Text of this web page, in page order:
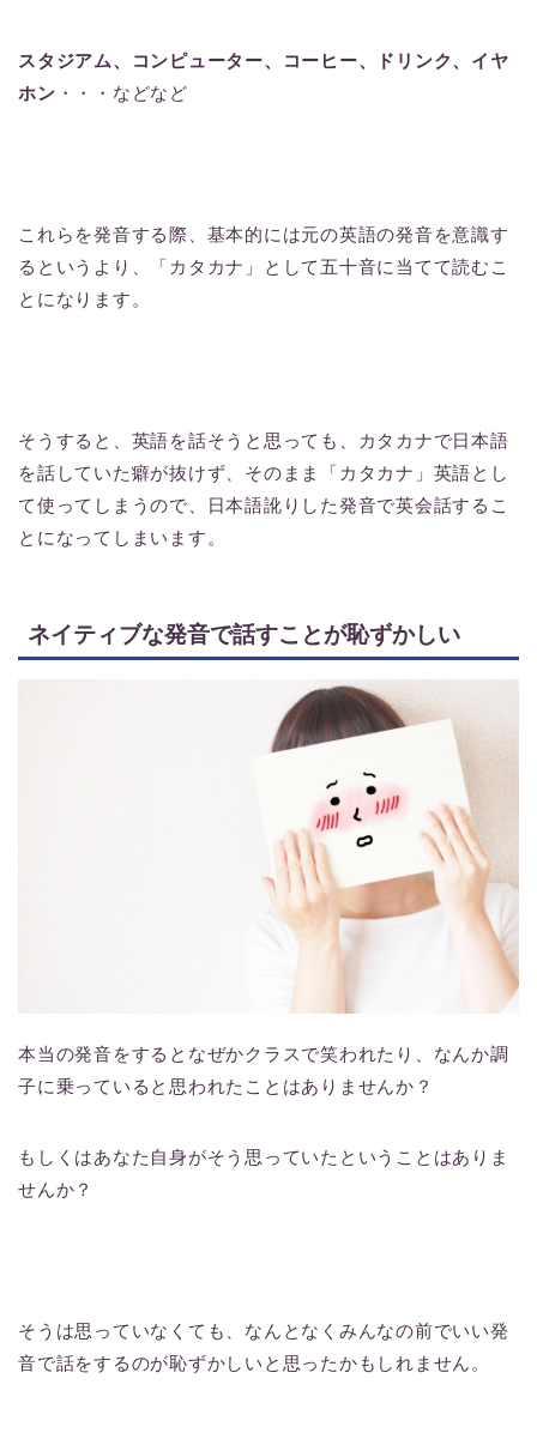
スタジアム、コンピューター、コーヒー、ドリンク、イヤ
ホン ・・・などなど
これらを発音する際、基本的には元の英語の発音を意識す
るというより、「カタカナ」として五十音に当てて読むこ
とになります。
そうすると、英語を話そうと思っても、カタカナで日本語
を話していた癖が抜けず、そのまま「カタカナ」英語とし
て使ってしまうので、日本語訛りした発音で英会話するこ
とになってしまいます。
ネイティブな発音で話すことが恥ずかしい
本当の発音をするとなぜかクラスで笑われたり、なんか調
子に乗っていると思われたことはありませんか？
もしくはあなた自身がそう思っていたということはありま
せんか？
そうは思っていなくても、なんとなくみんなの前でいい発
音で話をするのが恥ずかしいと思ったかもしれません。